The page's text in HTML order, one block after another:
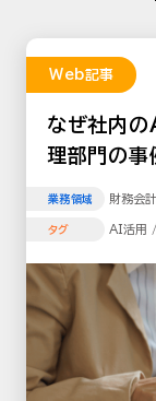
Web記事
なぜ社内
理部門の
業務領域 財務会
タグ AI活用